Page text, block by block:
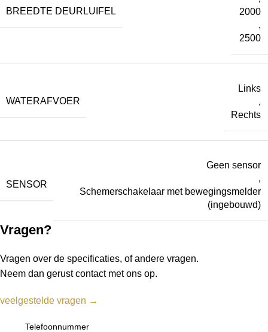
BREEDTE DEURLUIFEL
2000
,
2500
WATERAFVOER
Links
,
Rechts
SENSOR
Geen sensor
,
Schemerschakelaar met bewegingsmelder
(ingebouwd)
Vragen?
Vragen over de specificaties, of andere vragen.
Neem dan gerust contact met ons op.
veelgestelde vragen →
Telefoonnummer